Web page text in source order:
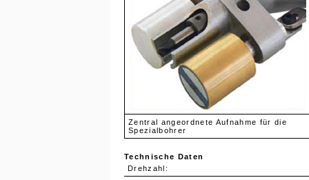
Zentral angeordnete Aufnahme für die
Spezialbohrer
Technische Daten
Drehzahl: